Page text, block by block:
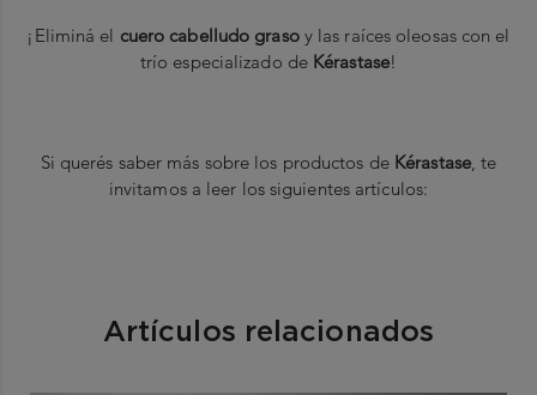
¡Eliminá el cuero cabelludo grasoy las raíces oleosas con el
trío especializado de Kérastase!
Si querés saber más sobre los productos de Kérastase, te
invitamos a leer los siguientes artículos:
Artículos relacionados